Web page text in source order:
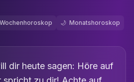
Wochenhoroskop 🌙 Monatshoroskop
dir heute sagen: Höre auf